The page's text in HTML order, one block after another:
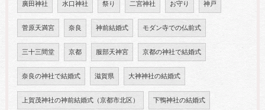
廣田神社 水口神社 祭り 二宮神社 お守り 神戸
菅原天満宮 奈良 神前結婚式 モダン寺での仏前式
三十三間堂 京都 服部天神宮 京都の神社で結婚式
奈良の神社で結婚式 滋賀県 大神神社の結婚式
上賀茂神社の神前結婚式（京都市北区） 下鴨神社の結婚式